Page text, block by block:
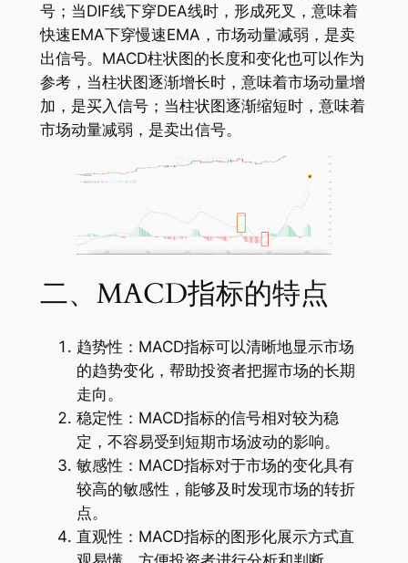
号；当DIF线下穿DEA线时，形成死叉，意味着
快速EMA下穿慢速EMA，市场动量减弱，是卖
出信号。MACD柱状图的长度和变化也可以作为
参考，当柱状图逐渐增长时，意味着市场动量增
加，是买入信号；当柱状图逐渐缩短时，意味着
市场动量减弱，是卖出信号。
二、MACD指标的特点
趋势性：MACD指标可以清晰地显示市场
的趋势变化，帮助投资者把握市场的长期
走向。
稳定性：MACD指标的信号相对较为稳
定，不容易受到短期市场波动的影响。
敏感性：MACD指标对于市场的变化具有
较高的敏感性，能够及时发现市场的转折
点。
直观性：MACD指标的图形化展示方式直